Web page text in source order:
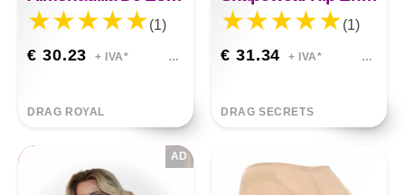
(1)
€ 30.23 + IVA*
DRAG ROYAL
(1)
€ 31.34 + IVA*
DRAG SECRETS
AD